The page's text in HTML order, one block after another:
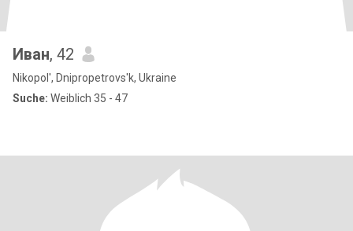
Иван, 42
Nikopol', Dnipropetrovs'k, Ukraine
Suche: Weiblich 35 - 47